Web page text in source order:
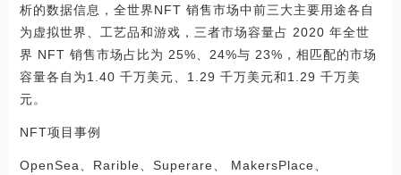
析的数据信息，全世界NFT 销售市场中前三大主要用途各自
为虚拟世界、工艺品和游戏，三者市场容量占 2020 年全世
界 NFT 销售市场占比为 25%、24%与 23%，相匹配的市场
容量各自为1.40 千万美元、1.29 千万美元和1.29 千万美
元。
NFT项目事例
OpenSea、Rarible、Superare、 MakersPlace、